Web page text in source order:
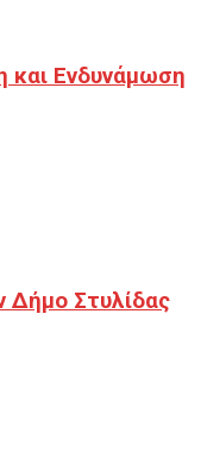
και Ενδυνάμωση
Δήμο Στυλίδας